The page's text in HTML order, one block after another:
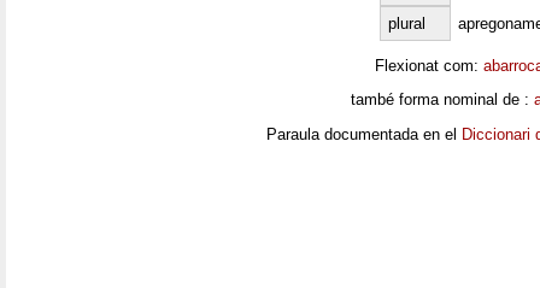
plural
Flexionat com:
també forma nominal de :
Paraula documentada en el Diccionari